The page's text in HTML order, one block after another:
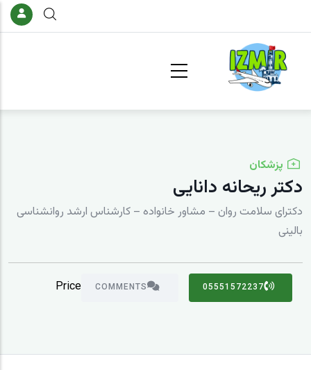
پزشکان
دکتر ریحانه دانایی
دکترای سلامت روان – مشاور خانواده – کارشناس ارشد روانشناسی
بالینی
05551572237
COMMENTS
Price